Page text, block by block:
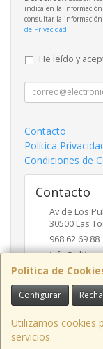
Política de
Configurar
Utilizamos cookies
servicios.
indica en la
consultar la
de Privacidad
He leído y
Contacto
Política
Condiciones de
Contacto
Av de Los
30500 Las
968 62 69 88
Horario
8:00 a 14:00 -